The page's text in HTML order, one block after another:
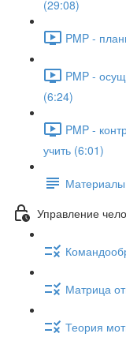
(29:08)
PMP -
PMP -
(6:24)
PMP -
учить (6:01)
Материалы
Управление
Матрица
Теория